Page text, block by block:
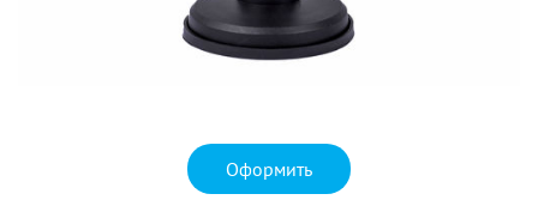
Оформить